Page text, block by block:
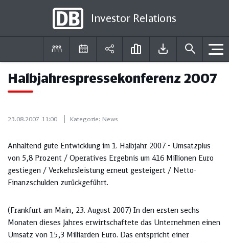
Investor Relations
DE EN
Halbjahrespressekonferenz 2007
23.08.2007 11:00 Kategorie: News
Anhaltend gute Entwicklung im 1. Halbjahr 2007 - Umsatzplus
von 5,8 Prozent / Operatives Ergebnis um 416 Millionen Euro
gestiegen / Verkehrsleistung erneut gesteigert / Netto-
Finanzschulden zurückgeführt.
(Frankfurt am Main, 23. August 2007) In den ersten sechs
Monaten dieses Jahres erwirtschaftete das Unternehmen einen
Umsatz von 15,3 Milliarden Euro. Das entspricht einer